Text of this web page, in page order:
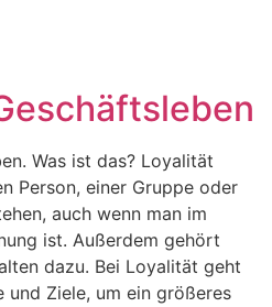
Was ist das? Loyalität
Person, einer Gruppe oder
auch wenn man im
ist. Außerdem gehört
dazu. Bei Loyalität geht
und Ziele, um ein größeres